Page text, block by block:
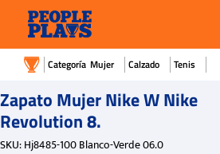
Mujer Calzado Tenis
Zapato Mujer Nike W Nike
Revolution 8.
SKU:Hj8485-100 Blanco-Verde 06.0